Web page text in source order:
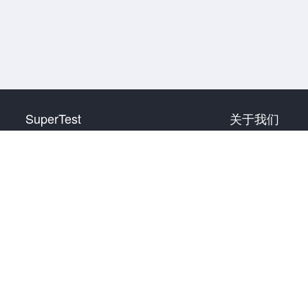
SuperTest 关于我们